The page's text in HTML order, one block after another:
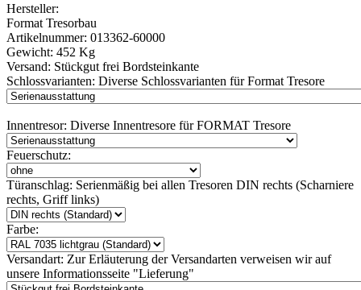
Hersteller:
Format Tresorbau
Artikelnummer: 013362-60000
Gewicht: 452 Kg
Versand: Stückgut frei Bordsteinkante
Schlossvarianten: Diverse Schlossvarianten für Format Tresore
Innentresor: Diverse Innentresore für FORMAT Tresore
Feuerschutz:
Türanschlag: Serienmäßig bei allen Tresoren DIN rechts (Scharniere
rechts, Griff links)
Farbe:
Versandart: Zur Erläuterung der Versandarten verweisen wir auf
unsere Informationsseite "Lieferung"